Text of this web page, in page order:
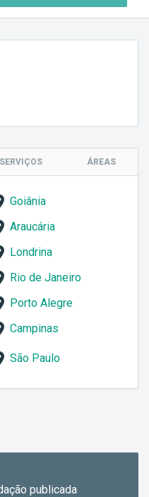
SERVIÇOS ÁREAS
Goiânia
Araucária
Londrina
Rio de Janeiro
Porto Alegre
Campinas
São Paulo
publicada